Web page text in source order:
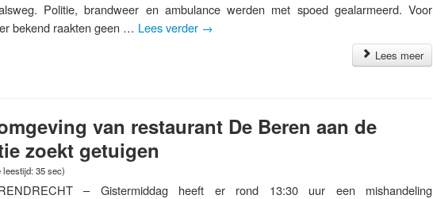
Politie, brandweer en ambulance werden met spoed gealarmeerd. Voor
bekend raakten geen … Lees verder →
Lees meer
van restaurant De Beren aan de
zoekt getuigen
35 sec)
– Gistermiddag heeft er rond 13:30 uur een mishandeling